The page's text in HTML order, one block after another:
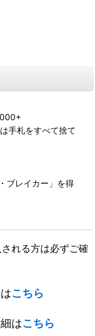
手札をすべて捨て
ブレイカー」を得
れる方は必ずご確
こちら
はこちら